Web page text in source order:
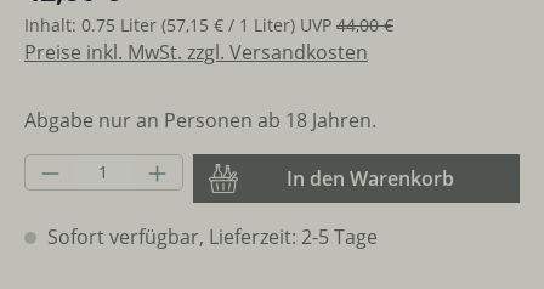
Inhalt: 0.75 Liter (57,15 € / 1 Liter) UVP 44,00 €
Preise inkl. MwSt. zzgl. Versandkosten
Abgabe nur an Personen ab 18 Jahren.
Produkt Anzahl: Gib den gewünschten
In den Warenkorb
Sofort verfügbar, Lieferzeit: 2-5 Tage